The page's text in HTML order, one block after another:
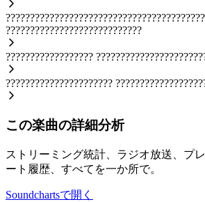
????????????????????????????
??????????????????
??????????????????????
この楽曲の詳細分析
ストリーミング統計、ラジオ放送、プ
ート履歴、すべてを一か所で。
Soundchartsで開く